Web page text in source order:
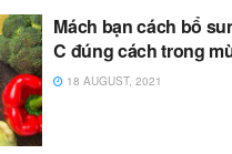
Mách bạn cách bổ
C đúng cách trong
18 AUGUST, 2021